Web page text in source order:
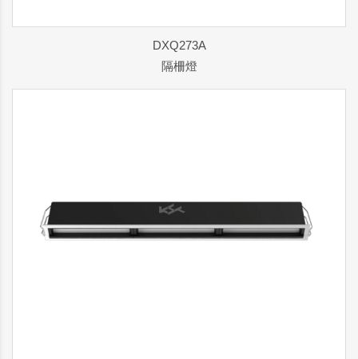
DXQ273A
隔柵燈